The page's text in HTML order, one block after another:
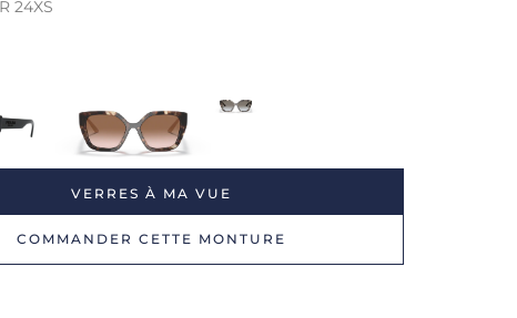
24XS
VERRES À MA VUE
COMMANDER CETTE MONTURE